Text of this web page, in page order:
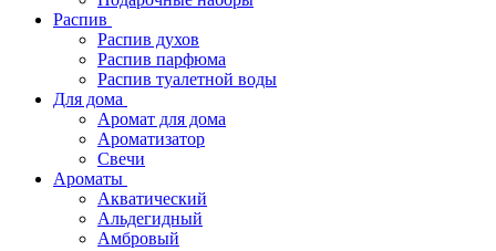
Распив
Распив духов
Распив парфюма
Распив туалетной воды
Для дома
Аромат для дома
Ароматизатор
Свечи
Ароматы
Акватический
Альдегидный
Амбровый